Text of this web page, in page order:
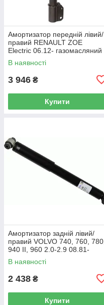
Амортизатор передній лівий/
правий RENAULT ZOE
Electric 06.12- газомасляний
(KYB) OE 543027411R
В наявності
3 946 ₴
Купити
Амортизатор задній лівий/
правий VOLVO 740, 760, 780,
940 II, 960 2.0-2.9 08.81-
10.98 газомасляний (SACHS)
OE 1282107
В наявності
2 438 ₴
Купити